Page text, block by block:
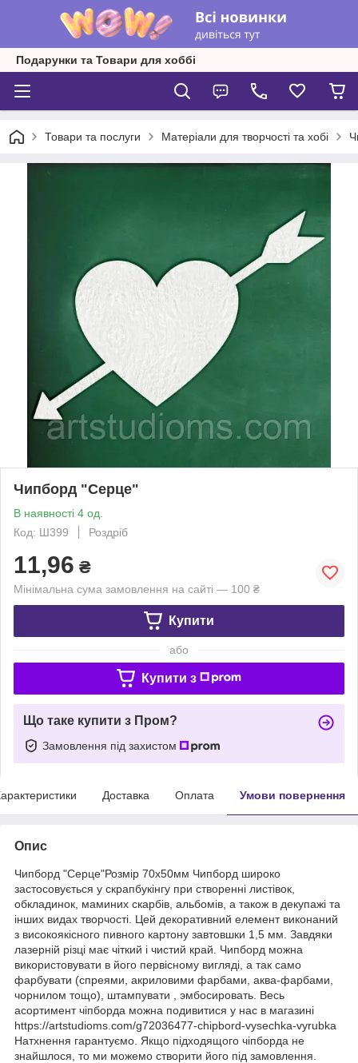
Подарунки та Товари для хоббі
Товари та послуги Матеріали для творчості та хобі
Чипборд "Серце"
В наявності 4 од.
Код: Ш399
Роздріб
11,96 ₴
Мінімальна сума замовлення на сайті — 100 ₴
Купити
або
Купити з
Що таке купити з Пром?
Замовлення під захистом
Доставка Оплата Умови повернення
Опис
Чипборд "Серце"Розмір 70х50мм Чипборд широко
застосовується у скрапбукінгу при створенні листівок,
обкладинок, маминих скарбів, альбомів, а також в декупажі та
інших видах творчості. Цей декоративний елемент виконаний
з високоякісного пивного картону завтовшки 1,5 мм. Завдяки
лазерній різці має чіткий і чистий край. Чипборд можна
використовувати в його первісному вигляді, а так само
фарбувати (спреями, акриловими фарбами, аква-фарбами,
чорнилом тощо), штампувати , эмбосировать. Весь
асортимент чіпборда можна подивитися у нас в магазині
https://artstudioms.com/g72036477-chipbord-vysechka-vyrubka
Натхнення гарантуємо. Якщо підходящого чіпборда не
знайшлося, то ми можемо створити його під замовлення.